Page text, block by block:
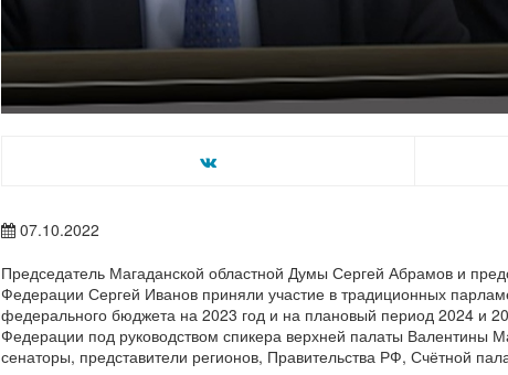
07.10.2022
Председатель Магаданской областной Думы Сергей Абрамов и
Федерации Сергей Иванов приняли участие в традиционных
федерального бюджета на 2023 год и на плановый период 2024 и
Федерации под руководством спикера верхней палаты Валентины
сенаторы, представители регионов, Правительства РФ, Счётной